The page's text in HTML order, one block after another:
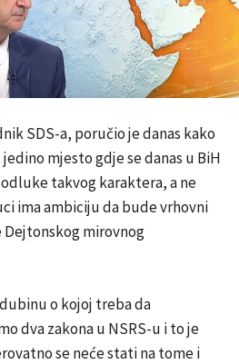
SDS-a, poručio je danas kako
mjesto gdje se danas u BiH
takvog karaktera, a ne
ima ambiciju da bude vrhovni
mirovnog
o kojoj treba da
dva zakona u NSRS-u i to je
se neće stati na tome i